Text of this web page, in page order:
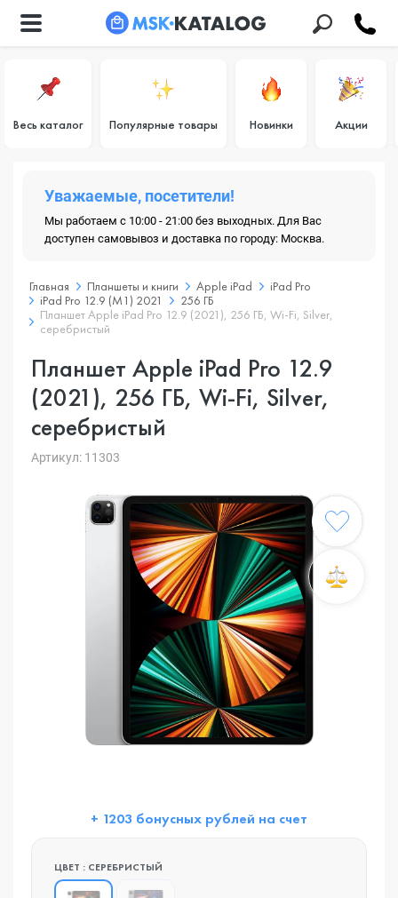
Весь каталог Популярные товары Новинки Акции
Уважаемые, посетители!
Мы работаем с 10:00 - 21:00 без выходных. Для Вас
доступен самовывоз и доставка по городу: Москва.
Главная Планшеты и книги Apple iPad
iPad Pro
iPad Pro 12.9 (M1) 2021
256 ГБ
Планшет Apple iPad Pro 12.9 (2021), 256 ГБ, Wi-Fi, Silver,
серебристый
Планшет Apple iPad Pro 12.9
(2021), 256 ГБ, Wi-Fi, Silver,
серебристый
Артикул: 11303
+ 1203 бонусных рублей на счет
ЦВЕТ : СЕРЕБРИСТЫЙ